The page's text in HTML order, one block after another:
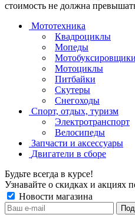
стоимость не должна
Мототехника
Квадроциклы
Мопеды
Мотобуксировщики
Мотоциклы
Питбайки
Скутеры
Снегоходы
Спорт, отдых, туризм
Электротранспорт
Велосипеды
Запчасти и аксессуары
Двигатели в сборе
Будьте всегда в курсе!
Узнавайте о скидках и акциях
Новости магазина